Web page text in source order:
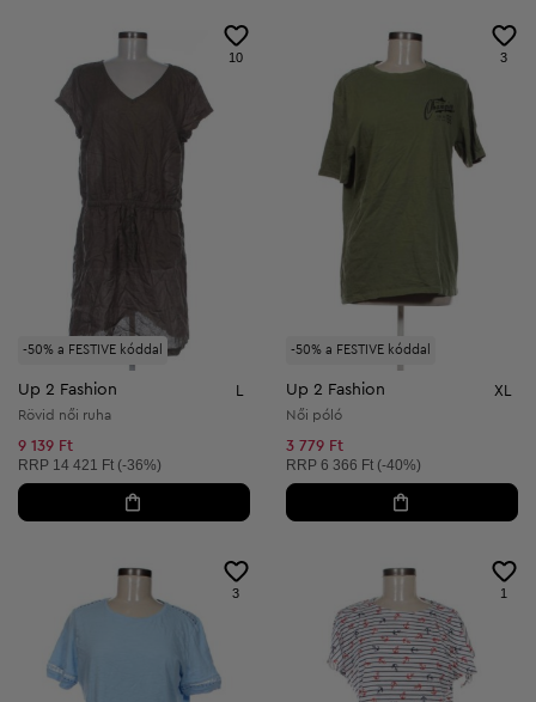
-50% a FESTIVE kóddal
10
Up 2 Fashion L
Rövid női ruha
9 139 Ft
Ajánlott ár:
RRP 14 421 Ft (-36%)
-50% a FESTIVE kóddal
3
Up 2 Fashion XL
Női póló
3 779 Ft
Ajánlott ár:
RRP 6 366 Ft (-40%)
3 1